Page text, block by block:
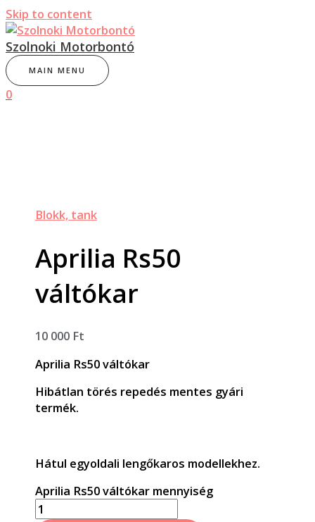
Skip to content
Szolnoki Motorbontó
MAIN MENU
0
Blokk, tank
Aprilia Rs50
váltókar
10 000 Ft
Aprilia Rs50 váltókar
Hibátlan törés repedés mentes gyári
termék.
Hátul egyoldali lengőkaros modellekhez.
Aprilia Rs50 váltókar mennyiség